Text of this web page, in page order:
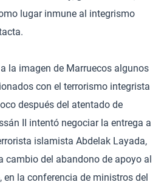
lugar inmune al integrismo
la imagen de Marruecos algunos
con el terrorismo integrista
después del atentado de
II intentó negociar la entrega a
islamista Abdelak Layada,
cambio del abandono de apoyo al
en la conferencia de ministros del